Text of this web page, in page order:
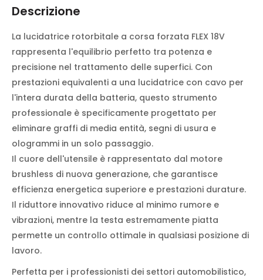
Descrizione
La lucidatrice rotorbitale a corsa forzata FLEX 18V
rappresenta l'equilibrio perfetto tra potenza e
precisione nel trattamento delle superfici. Con
prestazioni equivalenti a una lucidatrice con cavo per
l'intera durata della batteria, questo strumento
professionale è specificamente progettato per
eliminare graffi di media entità, segni di usura e
ologrammi in un solo passaggio.
Il cuore dell'utensile è rappresentato dal motore
brushless di nuova generazione, che garantisce
efficienza energetica superiore e prestazioni durature.
Il riduttore innovativo riduce al minimo rumore e
vibrazioni, mentre la testa estremamente piatta
permette un controllo ottimale in qualsiasi posizione di
lavoro.
Perfetta per i professionisti dei settori automobilistico,